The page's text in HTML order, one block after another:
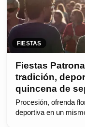
FIESTAS
Fiestas
tradición,
quincena de
Procesión, ofrenda
deportiva en un